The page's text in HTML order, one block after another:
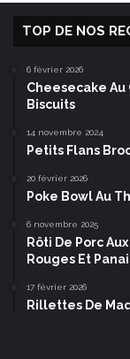
TOP DE NOS
6 février 2026
Cheesecake Au
Biscuits
14 novembre 2024
Petits Flans
20 février 2026
Poke Bowl Au
6 novembre 2025
Rôti De Porc
Rouges Et
17 février 2026
Rillettes De